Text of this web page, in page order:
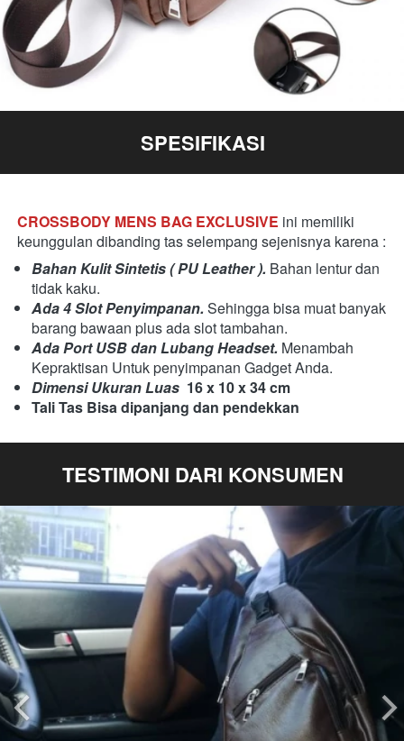
SPESIFIKASI
CROSSBODY MENS BAG EXCLUSIVE ini memiliki
Bahan Kulit Sintetis ( PU Leather ). Bahan lentur dan
tidak kaku.
Ada 4 Slot Penyimpanan. Sehingga bisa muat banyak
barang bawaan plus ada slot tambahan.
Ada Port USB dan Lubang Headset. Menambah
Kepraktisan Untuk penyimpanan Gadget Anda.
Dimensi Ukuran Luas 16 x 10 x 34 cm
Tali Tas Bisa dipanjang dan pendekkan
TESTIMONI DARI KONSUMEN